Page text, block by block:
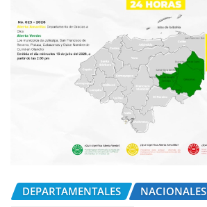
DEPARTAMENTALES NACIONALES